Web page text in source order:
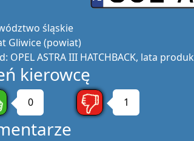
śląskie
Gliwice (powiat)
OPEL ASTRA III HATCHBACK, lata
kierowcę
0 1